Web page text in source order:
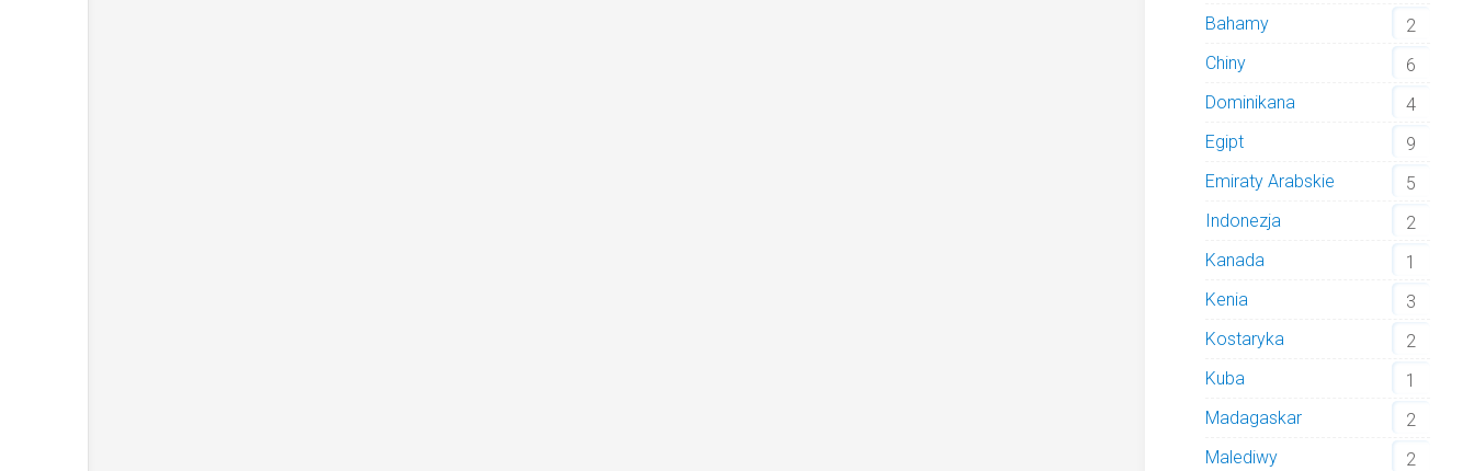
Bahamy
2
Chiny
6
Dominikana
4
Egipt
9
Emiraty Arabskie
5
Indonezja
2
Kanada
1
Kenia
3
Kostaryka
2
Kuba
1
Madagaskar
2
Malediwy
2